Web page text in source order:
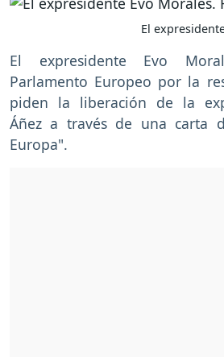
El
El expresidente Evo
Parlamento Europeo por la
piden la liberación de la
Áñez a través de una carta
Europa".